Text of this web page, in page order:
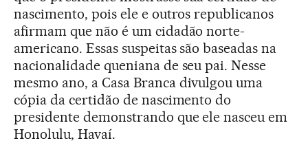
nascimento, pois ele e outros republicanos
afirmam que não é um cidadão norte-
americano. Essas suspeitas são baseadas na
nacionalidade queniana de seu pai. Nesse
mesmo ano, a Casa Branca divulgou uma
cópia da certidão de nascimento do
presidente demonstrando que ele nasceu em
Honolulu, Havaí.